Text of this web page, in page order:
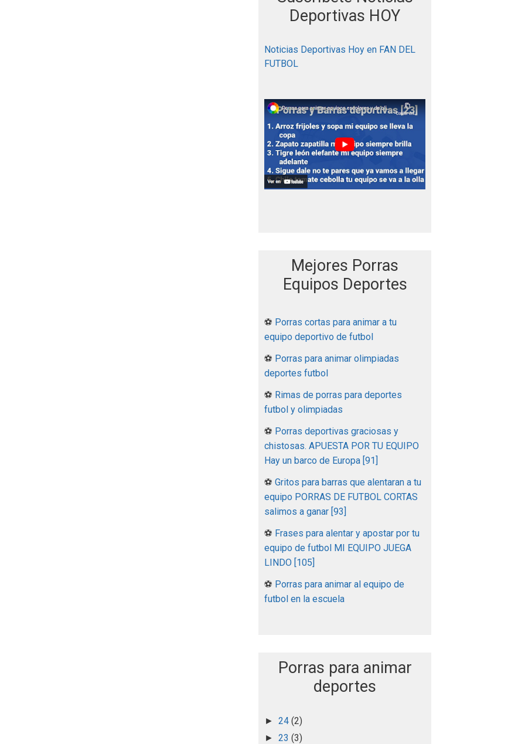
Deportivas HOY
Noticias Deportivas Hoy en FAN DEL
FUTBOL
Mejores Porras
Equipos Deportes
⚽ Porras cortas para animar a tu
equipo deportivo de futbol
⚽ Porras para animar olimpiadas
deportes futbol
⚽ Rimas de porras para deportes
futbol y olimpiadas
⚽ Porras deportivas graciosas y
chistosas. APUESTA POR TU EQUIPO
Hay un barco de Europa [91]
⚽ Gritos para barras que alentaran a tu
equipo PORRAS DE FUTBOL CORTAS
salimos a ganar [93]
⚽ Frases para alentar y apostar por tu
equipo de futbol MI EQUIPO JUEGA
LINDO [105]
⚽ Porras para animar al equipo de
futbol en la escuela
Porras para animar
deportes
► 24 (2)
► 23 (3)